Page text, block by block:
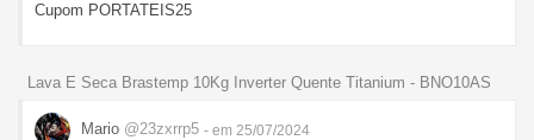
Cupom PORTATEIS25
Lava E Seca Brastemp 10Kg Inverter Quente Titanium - BNO10AS
Mario @23zxrrp5 - em 25/07/2024